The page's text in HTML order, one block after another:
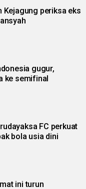
Kejagung periksa eks
gugur,
ke semifinal
FC perkuat
bola usia dini
ini turun